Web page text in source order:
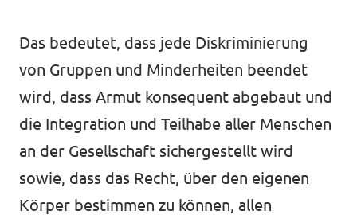
Kontakt
Ratsfraktion Köln
Das bedeutet, dass jede Diskriminierung
von Gruppen und Minderheiten beendet
wird, dass Armut konsequent abgebaut und
die Integration und Teilhabe aller Menschen
an der Gesellschaft sichergestellt wird
sowie, dass das Recht, über den eigenen
Körper bestimmen zu können, allen